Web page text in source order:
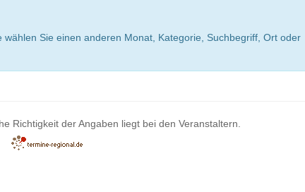
Sie einen anderen Monat, Kategorie, Suchbegriff, Ort oder
Richtigkeit der Angaben liegt bei den Veranstaltern.